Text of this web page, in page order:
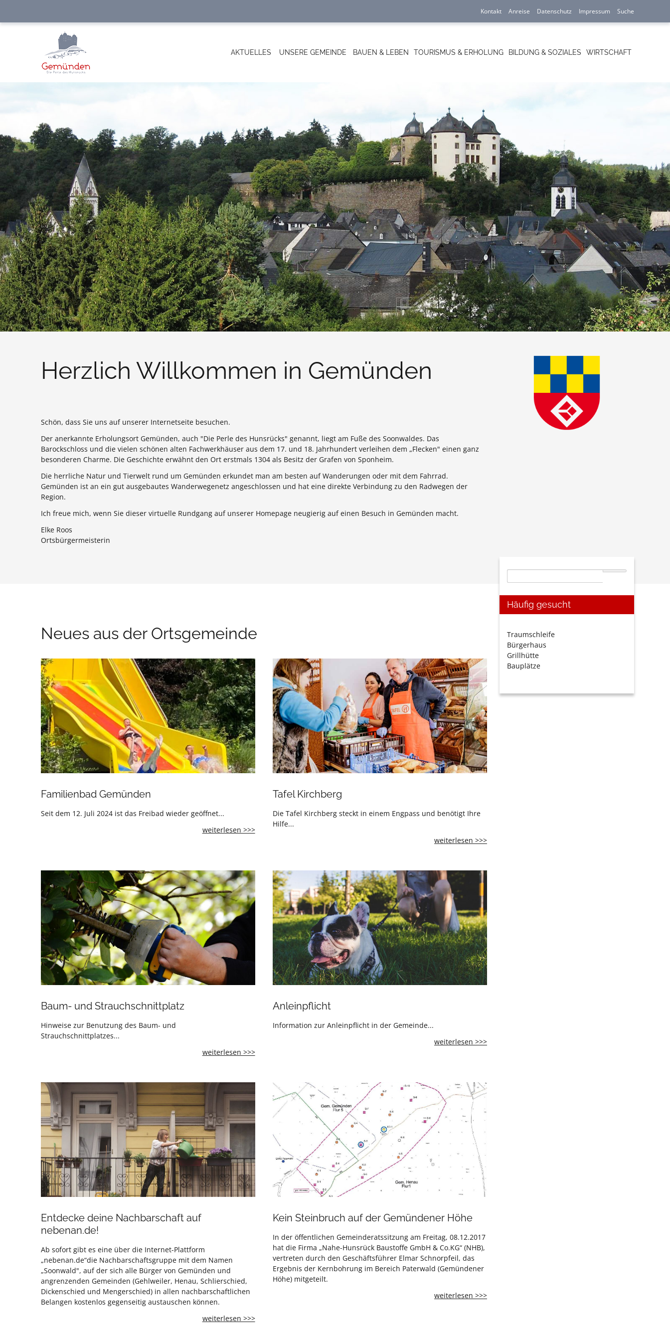
Navigation
Kontakt Anreise Datenschutz Impressum Suche
NAVIGATION AKTUELLES UNSERE GEMEINDE BAUEN & LEBEN TOURISMUS & ERHOLUNG BILDUNG & SOZIALES WIRTSCHAFT
Herzlich Willkommen in Gemünden
Schön, dass Sie uns auf unserer Internetseite besuchen.
Der anerkannte Erholungsort Gemünden, auch "Die Perle des Hunsrücks" genannt, liegt am Fuße des Soonwaldes. Das
Barockschloss und die vielen schönen alten Fachwerkhäuser aus dem 17. und 18. Jahrhundert verleihen dem „Flecken" einen ganz
besonderen Charme. Die Geschichte erwähnt den Ort erstmals 1304 als Besitz der Grafen von Sponheim.
Die herrliche Natur und Tierwelt rund um Gemünden erkundet man am besten auf Wanderungen oder mit dem Fahrrad.
Gemünden ist an ein gut ausgebautes Wanderwegenetz angeschlossen und hat eine direkte Verbindung zu den Radwegen der
Region.
Ich freue mich, wenn Sie dieser virtuelle Rundgang auf unserer Homepage neugierig auf einen Besuch in Gemünden macht.
Elke Roos
Ortsbürgermeisterin
Neues aus der Ortsgemeinde
Familienbad Gemünden
Seit dem 12. Juli 2024 ist das Freibad wieder geöffnet...
weiterlesen >>>Familienbad
Tafel Kirchberg
Die Tafel Kirchberg steckt in einem Engpass und benötigt Ihre
Hilfe...
weiterlesen >>>Tafel
Baum- und Strauchschnittplatz
Hinweise zur Benutzung des Baum- und
Strauchschnittplatzes...
weiterlesen >>>Baum-
Anleinpflicht
Information zur Anleinpflicht in der Gemeinde...
weiterlesen >>>Anleinpflicht
Entdecke deine Nachbarschaft auf
nebenan.de!
Ab sofort gibt es eine über die Internet-Plattform
„nebenan.de“die Nachbarschaftsgruppe mit dem Namen
„Soonwald", auf der sich alle Bürger von Gemünden und
angrenzenden Gemeinden (Gehlweiler, Henau, Schlierschied,
Dickenschied und Mengerschied) in allen nachbarschaftlichen
Belangen kostenlos gegenseitig austauschen können.
weiterlesen >>>Entdecke
Kein Steinbruch auf der Gemündener Höhe
In der öffentlichen Gemeinderatssitzung am Freitag, 08.12.2017
hat die Firma „Nahe-Hunsrück Baustoffe GmbH & Co.KG“ (NHB),
vertreten durch den Geschäftsführer Elmar Schnorpfeil, das
Ergebnis der Kernbohrung im Bereich Paterwald (Gemündener
Höhe) mitgeteilt.
weiterlesen >>>Kein
1
von
2
Häufig gesucht
Navigation
überspringen
Traumschleife
Bürgerhaus
Grillhütte
Bauplätze